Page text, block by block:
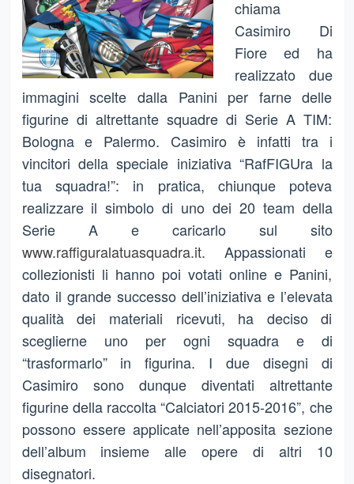
chiama
Casimiro Di
Fiore ed ha
realizzato due
immagini scelte dalla Panini per farne delle
figurine di altrettante squadre di Serie A TIM:
Bologna e Palermo. Casimiro è infatti tra i
vincitori della speciale iniziativa “RafFIGUra la
tua squadra!”: in pratica, chiunque poteva
realizzare il simbolo di uno dei 20 team della
Serie A e caricarlo sul sito
www.raffiguralatuasquadra.it. Appassionati e
collezionisti li hanno poi votati online e Panini,
dato il grande successo dell’iniziativa e l’elevata
qualità dei materiali ricevuti, ha deciso di
sceglierne uno per ogni squadra e di
“trasformarlo” in figurina. I due disegni di
Casimiro sono dunque diventati altrettante
figurine della raccolta “Calciatori 2015-2016”, che
possono essere applicate nell’apposita sezione
dell’album insieme alle opere di altri 10
disegnatori.